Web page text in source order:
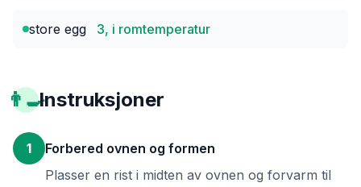
store egg 3, i romtemperatur
👨‍🍳Instruksjoner
1
Forbered ovnen og formen
Plasser en rist i midten av ovnen og forvarm til